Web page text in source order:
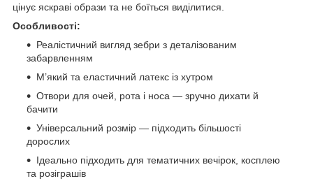
цінує яскраві образи та не боїться виділитися.
Особливості:
Реалістичний вигляд зебри з деталізованим
забарвленням
М’який та еластичний латекс із хутром
Отвори для очей, рота і носа — зручно дихати й
бачити
Універсальний розмір — підходить більшості
дорослих
Ідеально підходить для тематичних вечірок, косплею
та розіграшів